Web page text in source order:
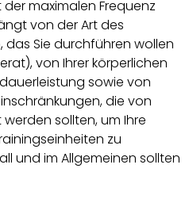
maximalen Frequenz
von der Art des
Sie durchführen wollen
von Ihrer körperlichen
sowie von
die von
sollten, um Ihre
zu
und im Allgemeinen sollten